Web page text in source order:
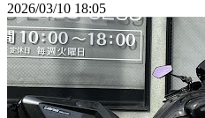
2026/03/10 18:05